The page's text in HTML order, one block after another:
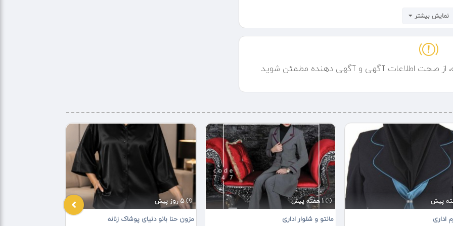
زیر با ما در تماس باشید
نمایش بیشتر
از صحت اطلاعات آگهی و آگهی دهنده مطمئن شوید
5 روز پیش
مزون حنا بانو دنیای پوشاک زنانه
1 هفته پیش
مانتو و شلوار اداری اداری